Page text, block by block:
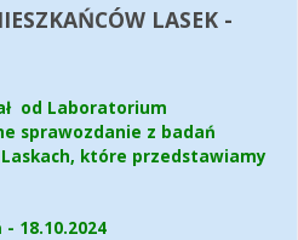
LASEK -
od Laboratorium
sprawozdanie z badań
które przedstawiamy
18.10.2024